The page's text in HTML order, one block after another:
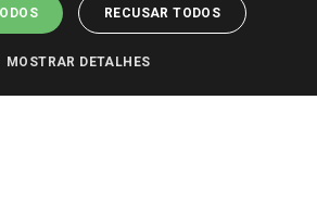
RECUSAR TODOS
MOSTRAR DETALHES